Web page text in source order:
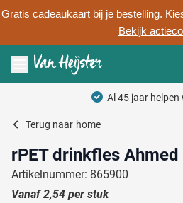
Gratis cadeaukaart bij je bestelling.
Bekijk
Ga naar de inhoud
Menu openen
Terug naar home
rPET drinkfles Ahmed
Artikelnummer: 865900
Vanaf2,54 per stuk